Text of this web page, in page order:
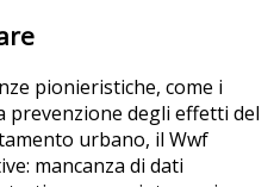
pionieristiche, come i
prevenzione degli effetti del
urbano, il Wwf
mancanza di dati